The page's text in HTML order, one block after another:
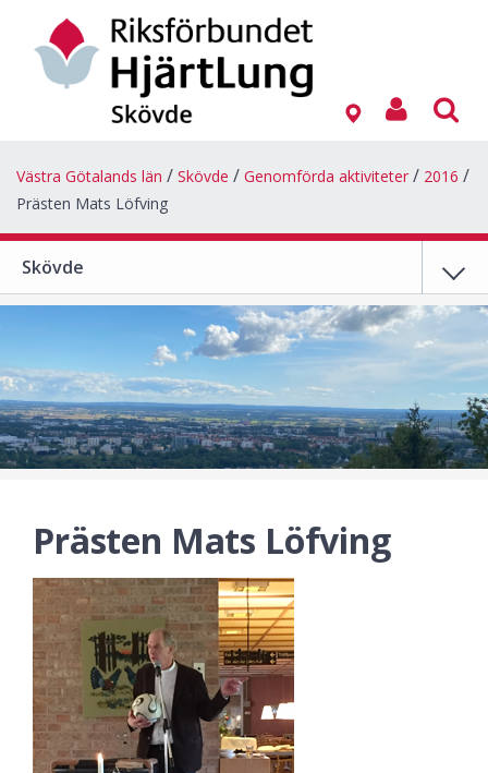
Västra Götalands län Skövde Genomförda aktiviteter
2016
Prästen Mats Löfving
Skövde
Prästen Mats Löfving